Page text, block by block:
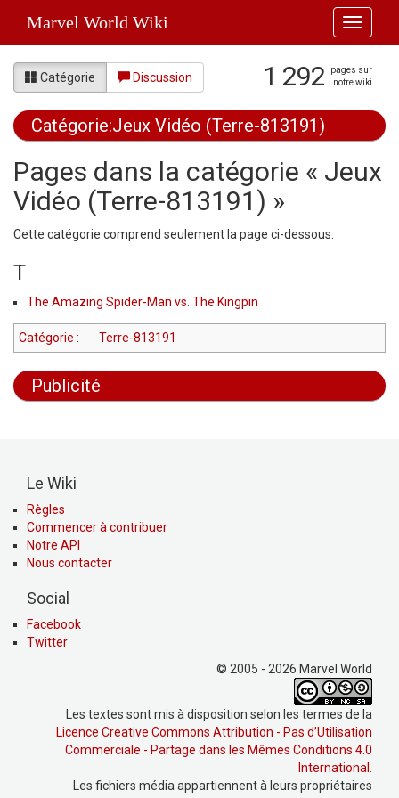
Toggle
Marvel World Wiki
Catégorie Discussion 1 292
pages sur
notre wiki
Catégorie:Jeux Vidéo (Terre-813191)
Pages dans la catégorie « Jeux
Vidéo (Terre-813191) »
Cette catégorie comprend seulement la page ci-dessous.
T
The Amazing Spider-Man vs. The Kingpin
Catégorie : Terre-813191
Publicité
Le Wiki
Règles
Commencer à contribuer
Notre API
Nous contacter
Social
Facebook
Twitter
© 2005 - 2026 Marvel World
Les textes sont mis à disposition selon les termes de la
Licence Creative Commons Attribution - Pas d’Utilisation
Commerciale - Partage dans les Mêmes Conditions 4.0
International
Les fichiers média appartiennent à leurs propriétaires